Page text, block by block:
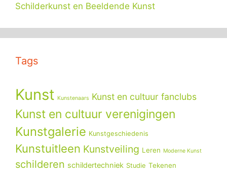
Schilderkunst en Beeldende Kunst
Tags
Kunst Kunstenaars Kunst en cultuur fanclubs
Kunst en cultuur verenigingen
Kunstgalerie Kunstgeschiedenis
Kunstuitleen Kunstveiling Leren Moderne Kunst
schilderen schildertechniek Studie Tekenen